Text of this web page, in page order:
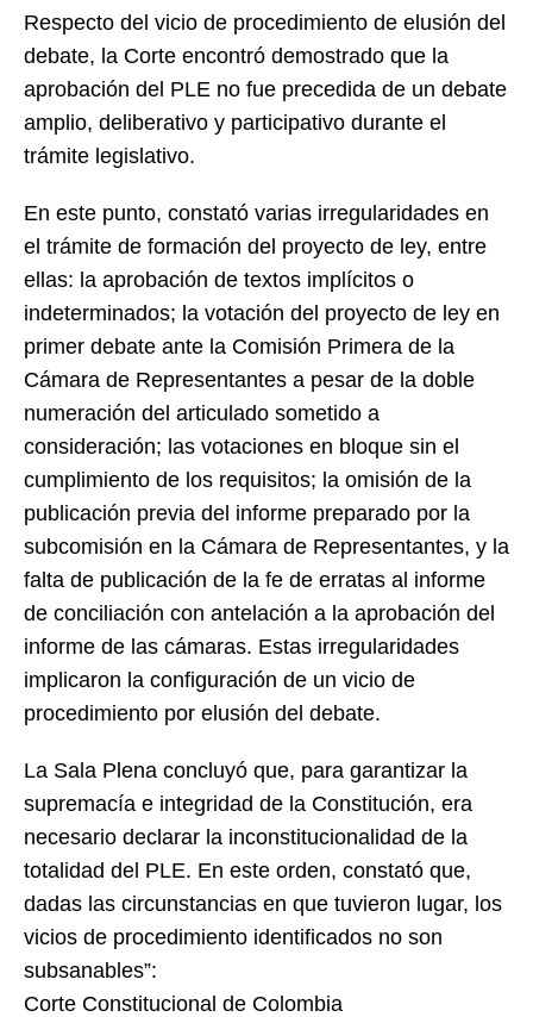
Respecto del vicio de procedimiento de elusión del
debate, la Corte encontró demostrado que la
aprobación del PLE no fue precedida de un debate
amplio, deliberativo y participativo durante el
trámite legislativo.
En este punto, constató varias irregularidades en
el trámite de formación del proyecto de ley, entre
ellas: la aprobación de textos implícitos o
indeterminados; la votación del proyecto de ley en
primer debate ante la Comisión Primera de la
Cámara de Representantes a pesar de la doble
numeración del articulado sometido a
consideración; las votaciones en bloque sin el
cumplimiento de los requisitos; la omisión de la
publicación previa del informe preparado por la
subcomisión en la Cámara de Representantes, y la
falta de publicación de la fe de erratas al informe
de conciliación con antelación a la aprobación del
informe de las cámaras. Estas irregularidades
implicaron la configuración de un vicio de
procedimiento por elusión del debate.
La Sala Plena concluyó que, para garantizar la
supremacía e integridad de la Constitución, era
necesario declarar la inconstitucionalidad de la
totalidad del PLE. En este orden, constató que,
dadas las circunstancias en que tuvieron lugar, los
vicios de procedimiento identificados no son
subsanables”:
Corte Constitucional de Colombia